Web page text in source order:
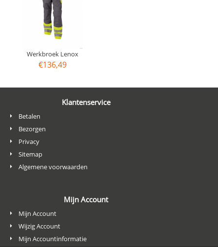
Werkbroek Lenox
€136,49
Klantenservice
Betalen
Bezorgen
Privacy
Sitemap
Algemene voorwaarden
Mijn Account
Mijn Account
Wijzig Account
Mijn Accountinformatie